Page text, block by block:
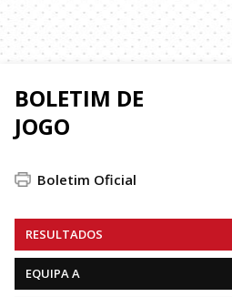
BOLETIM DE
JOGO
Boletim Oficial
RESULTADOS
EQUIPA A